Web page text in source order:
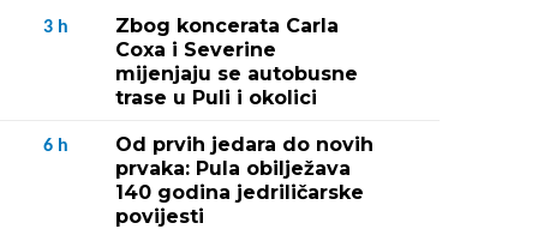
3 h
Zbog koncerata Carla
Coxa i Severine
mijenjaju se autobusne
trase u Puli i okolici
6 h
Od prvih jedara do novih
prvaka: Pula obilježava
140 godina jedriličarske
povijesti